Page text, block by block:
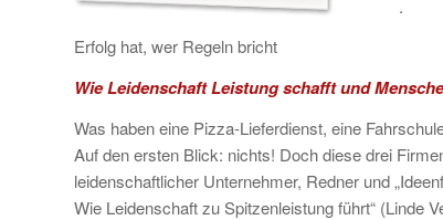
.
Erfolg hat, wer Regeln bricht
Wie Leidenschaft Leistung schafft und
Was haben eine Pizza-Lieferdienst, eine
Auf den ersten Blick: nichts! Doch diese drei
leidenschaftlicher Unternehmer, Redner und
Wie Leidenschaft zu Spitzenleistung führt“ (Linde